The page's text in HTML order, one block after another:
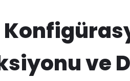
ve